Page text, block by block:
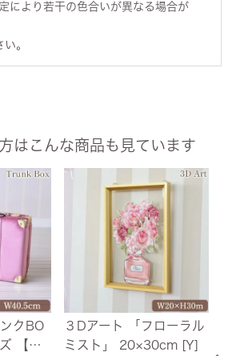
により若干の色合いが異なる場合が
。
はこんな商品も見ています
クBO
【送
３Dアート 「フローラル
ミスト」 20×30cm [Y]